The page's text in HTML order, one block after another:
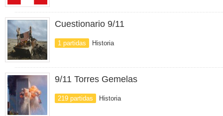
Cuestionario 9/11
1 partidas Historia
9/11 Torres Gemelas
219 partidas Historia